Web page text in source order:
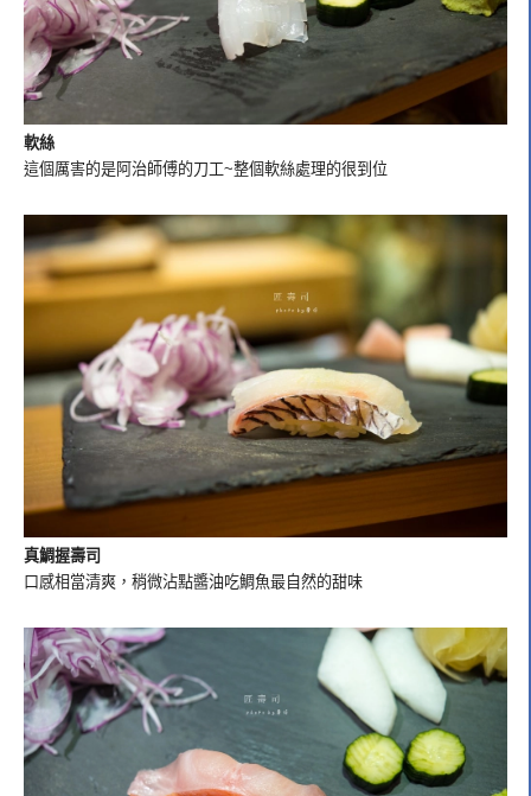
軟絲
這個厲害的是阿治師傅的刀工~整個軟絲處理的很到位
真鯛握壽司
口感相當清爽，稍微沾點醬油吃鯛魚最自然的甜味